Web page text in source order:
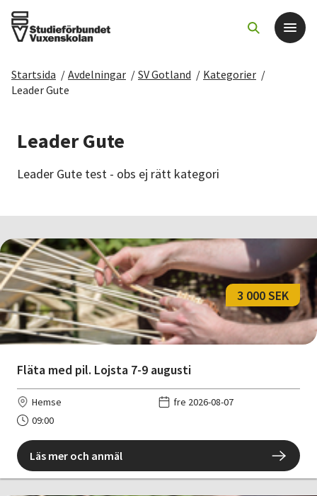
Det här gör vi
För dig som
Sök kurser och evenemang
Om SV
Starta studiecirkel
Cirkelledare
Nyheter
Avdelningar
Lyssna
Startsida / Avdelningar / SV Gotland / Kategorier /
Leader Gute
Leader Gute
Leader Gute test - obs ej rätt kategori
Fläta med pil. Lojsta 7-9 augusti
3 000 SEK
Hemse
fre 2026-08-07
09:00
Läs mer och anmäl